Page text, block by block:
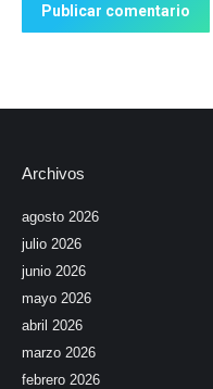
Publicar comentario
Archivos
agosto 2026
julio 2026
junio 2026
mayo 2026
abril 2026
marzo 2026
febrero 2026